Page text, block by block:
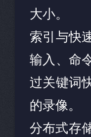
大小。
索引与快
输入、命
过关键词
的录像。
分布式存